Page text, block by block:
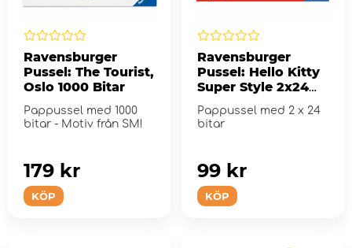
Ravensburger
Pussel: The Tourist,
Oslo 1000 Bitar
Pappussel med 1000
bitar - Motiv från SM!
KÖP
179 kr
Ravensburger
Pussel: Hello Kitty
Super Style 2x24
Bitar
Pappussel med 2 x 24
bitar
KÖP
99 kr